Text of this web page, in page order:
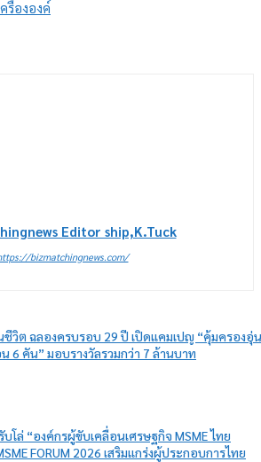
รื่ององค์
Editor ship,K.Tuck
bizmatchingnews.com/
วิต ฉลองครบรอบ 29 ปี เปิดแคมเปญ “คุ้มครองอุ่น
6 คัน” มอบรางวัลรวมกว่า 7 ล้านบาท
โล่ “องค์กรผู้ขับเคลื่อนเศรษฐกิจ MSME ไทย
FORUM 2026 เสริมแกร่งผู้ประกอบการไทย